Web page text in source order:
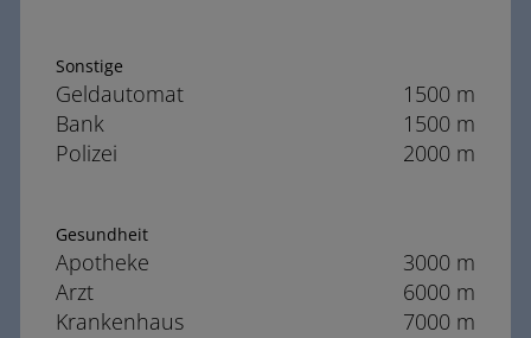
Sonstige
Geldautomat
1500 m
Bank
1500 m
Polizei
2000 m
Gesundheit
Apotheke
3000 m
Arzt
6000 m
Krankenhaus
7000 m